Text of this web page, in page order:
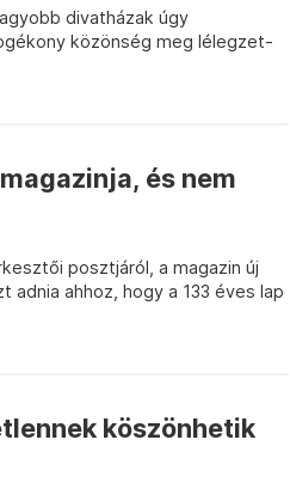
divatházak úgy
közönség meg lélegzet-
és nem
posztjáról, a magazin új
ahhoz, hogy a 133 éves lap
köszönhetik